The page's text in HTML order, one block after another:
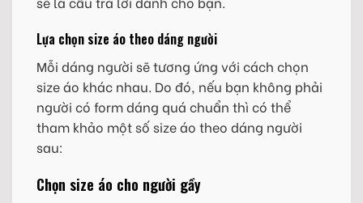
Lựa chọn size áo theo dáng người
Mỗi dáng người sẽ tương ứng với cách chọn
size áo khác nhau. Do đó, nếu bạn không phải
người có form dáng quá chuẩn thì có thể
tham khảo một số size áo theo dáng người
sau:
Chọn size áo cho người gầy